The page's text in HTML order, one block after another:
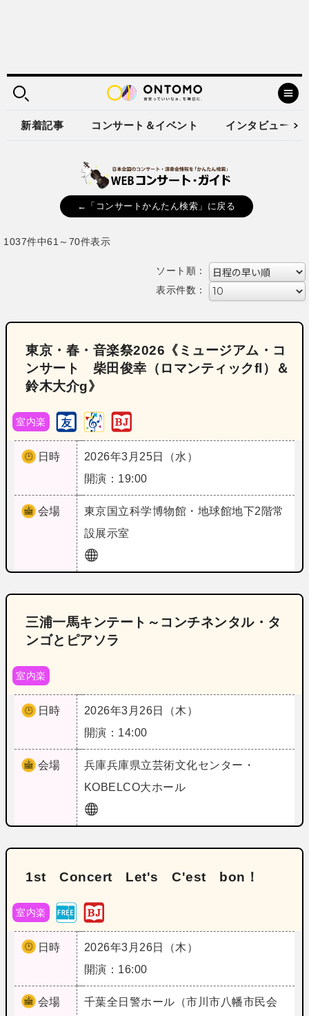
新着記事 コンサート＆イベント インタビュー
←「コンサートかんたん検索」に戻る
1037件中61～70件表示
ソート順：
表示件数：
東京・春・音楽祭2026《ミュージアム・コ
ンサート 柴田俊幸（ロマンティックfl）＆
鈴木大介g》
室内楽
日時
2026年3月25日（水）
開演：19:00
会場 東京国立科学博物館・地球館地下2階常
設展示室
三浦一馬キンテート～コンチネンタル・タ
ンゴとピアソラ
室内楽
日時
2026年3月26日（木）
開演：14:00
会場 兵庫兵庫県立芸術文化センター・
KOBELCO大ホール
1st Concert Let's C'est bon！
室内楽
日時
2026年3月26日（木）
開演：16:00
会場 千葉全日警ホール（市川市八幡市民会